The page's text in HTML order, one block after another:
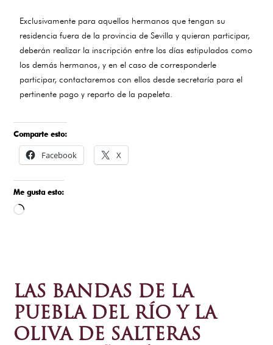
Exclusivamente para aquellos hermanos que tengan su
residencia fuera de la provincia de Sevilla y quieran participar,
deberán realizar la inscripción entre los días estipulados como
los demás hermanos, y en el caso de corresponderle
participar, contactaremos con ellos desde secretaría para el
pertinente pago y reparto de la papeleta.
Comparte esto:
Facebook X
Me gusta esto:
Cargando...
LAS BANDAS DE LA
PUEBLA DEL RÍO Y LA
OLIVA DE SALTERAS